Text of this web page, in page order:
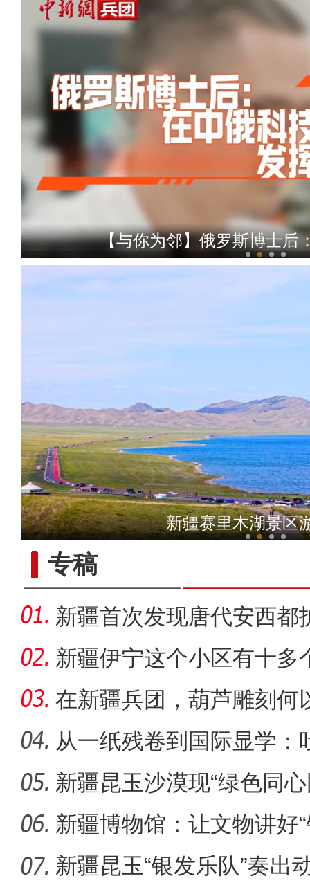
【与你为邻】俄罗斯博士后
【与你为邻】新疆水
侨乡故事 | 哈班拜的
新疆赛里木湖景区
专稿
新疆首次发现唐代安西都
葬，系南
新疆伊宁这个小区有十多
认“老迪”
在新疆兵团，葫芦雕刻何
从一纸残卷到国际显学：
出“冷门”
新疆昆玉沙漠现“绿色同
生态
新疆博物馆：让文物讲好
新疆昆玉“银发乐队”奏出